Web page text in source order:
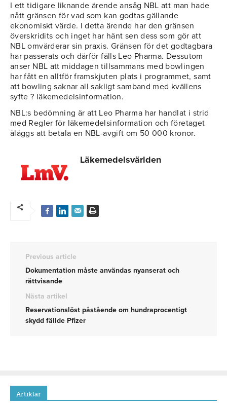
I ett tidigare liknande ärende ansåg NBL att man hade
nått gränsen för vad som kan godtas gällande
ekonomiskt värde. I detta ärende har den gränsen
överskridits och inget har hänt sen dess som gör att
NBL omvärderar sin praxis. Gränsen för det godtagbara
har passerats och därför fälls Leo Pharma. Dessutom
anser NBL att middagen tillsammans med bowlingen
har fått en alltför framskjuten plats i programmet, samt
att bowling saknar all sakligt samband med kvällens
syfte ? läkemedelsinformation.
NBL:s bedömning är att Leo Pharma har handlat i strid
med Regler för läkemedelsinformation och företaget
åläggs att betala en NBL-avgift om 50 000 kronor.
Läkemedelsvärlden
Previous article
Dokumentation måste användas nyanserat och
rättvisande
Nästa artikel
Reservationslöst påstående om hundraprocentigt
skydd fällde Pfizer
Artiklar